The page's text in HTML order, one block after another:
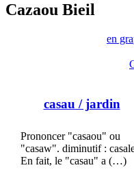
Cazaou Bieil
en
casau / jardin
Prononcer "casaou" ou
"casaw". diminutif :
En fait, le "casau" a (…)